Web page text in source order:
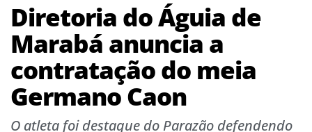
Diretoria do Águia de
Marabá anuncia a
contratação do meia
Germano Caon
O atleta foi destaque do Parazão defendendo